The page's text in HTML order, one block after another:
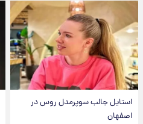
استایل جالب سوپرمدل روس در
اصفهان